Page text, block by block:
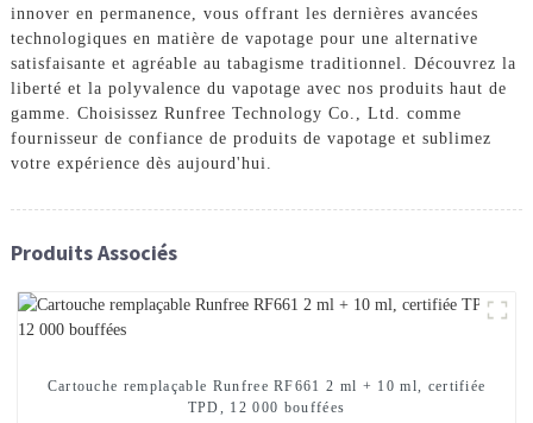
innover en permanence, vous offrant les dernières avancées
technologiques en matière de vapotage pour une alternative
satisfaisante et agréable au tabagisme traditionnel. Découvrez la
liberté et la polyvalence du vapotage avec nos produits haut de
gamme. Choisissez Runfree Technology Co., Ltd. comme
fournisseur de confiance de produits de vapotage et sublimez
votre expérience dès aujourd'hui.
Produits Associés
Cartouche remplaçable Runfree RF661 2 ml + 10 ml, certifiée
TPD, 12 000 bouffées